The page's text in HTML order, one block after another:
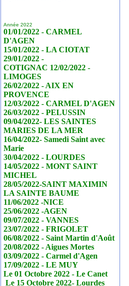
Année 2022
01/01/2022 - CARMEL
D'AGEN
15/01/2022 - LA CIOTAT
29/01/2022 -
COTIGNAC 12/02/2022 -
LIMOGES
26/02/2022 - AIX EN
PROVENCE
12/03/2022 - CARMEL D'AGEN
26/03/2022 - PELUSSIN
09/04/2022- LES SAINTES
MARIES DE LA MER
16/04/2022- Samedi Saint avec
Marie
30/04/2022 - LOURDES
14/05/2022 - MONT SAINT
MICHEL
28/05/2022-SAINT MAXIMIN
LA SAINTE BAUME
11/06/2022 -NICE
25/06/2022 -AGEN
09/07/2022 - VANNES
23/07/2022 - FRIGOLET
06/08/2022 - Saint Martin d'Août
20/08/2022 - Aigues Mortes
03/09/2022 - Carmel d'Agen
17/09/2022 - LE MUY
Le 01 Octobre 2022 - LeCanet
Le 15 Octobre 2022- Lourdes